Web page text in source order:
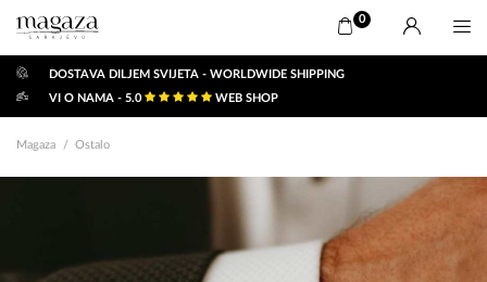
0
DOSTAVA DILJEM SVIJETA - WORLDWIDE SHIPPING
VI O NAMA - 5.0
WEB SHOP
Magaza Ostalo